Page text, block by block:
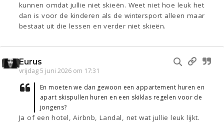
kunnen omdat jullie niet skieën. Weet niet hoe leuk het
dan is voor de kinderen als de wintersport alleen maar
bestaat uit die lessen en verder niet skieën.
Eurus
vrijdag 5 juni 2026 om 17:31
En moeten we dan gewoon een appartement huren en
apart skispullen huren en een skiklas regelen voor de
jongens?
Ja of een hotel, Airbnb, Landal, net wat jullie leuk lijkt.